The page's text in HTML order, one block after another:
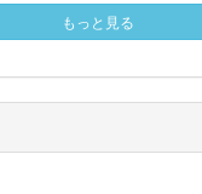
もっと見る